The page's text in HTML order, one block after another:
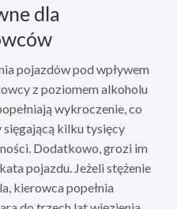
dla
pojazdów pod wpływem
z poziomem alkoholu
wykroczenie, co
kilku tysięcy
Dodatkowo, grozi im
pojazdu. Jeżeli stężenie
kierowca popełnia